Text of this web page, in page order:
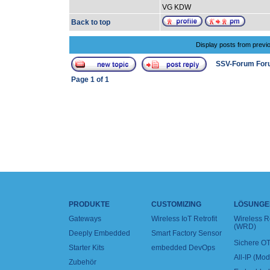
VG KDW
Back to top
Display posts from
SSV-Forum
Page 1 of 1
PRODUKTE
Gateways
Deeply Embedded
Starter Kits
Zubehör
CUSTOMIZING
Wireless IoT Retrofit
Smart Factory Sensor
embedded DevOps
Wireless
(WRD)
Sichere
All-IP